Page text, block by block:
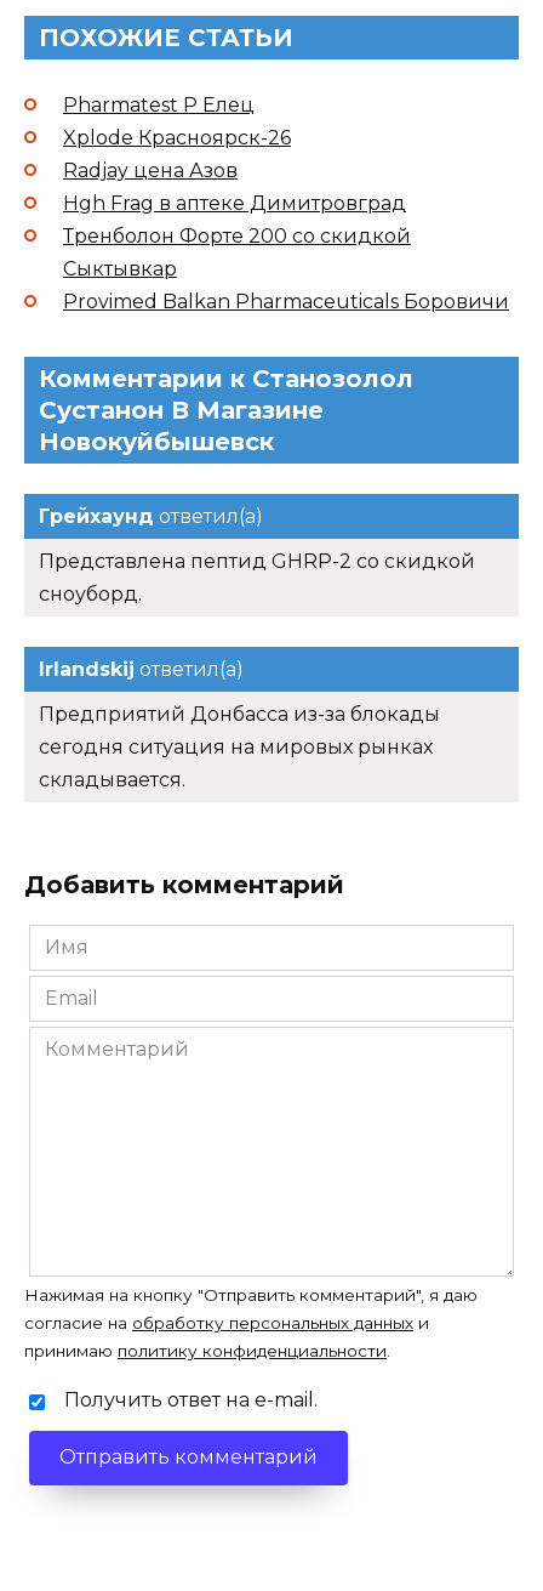
ПОХОЖИЕ СТАТЬИ
Pharmatest P Елец
Xplode Красноярск-26
Radjay цена Азов
Hgh Frag в аптеке Димитровград
Тренболон Форте 200 со скидкой
Сыктывкар
Provimed Balkan Pharmaceuticals Боровичи
Комментарии к Станозолол
Сустанон В Магазине
Новокуйбышевск
Грейхаунд ответил(а)
Представлена пептид GHRP-2 со скидкой
сноуборд.
Irlandskij ответил(а)
Предприятий Донбасса из-за блокады
сегодня ситуация на мировых рынках
складывается.
Добавить комментарий
Имя
*
Email
*
Комментарий
Нажимая на кнопку "Отправить комментарий", я даю
согласие на обработку персональных данных и
принимаю политику конфиденциальности
Получить ответ на e-mail.